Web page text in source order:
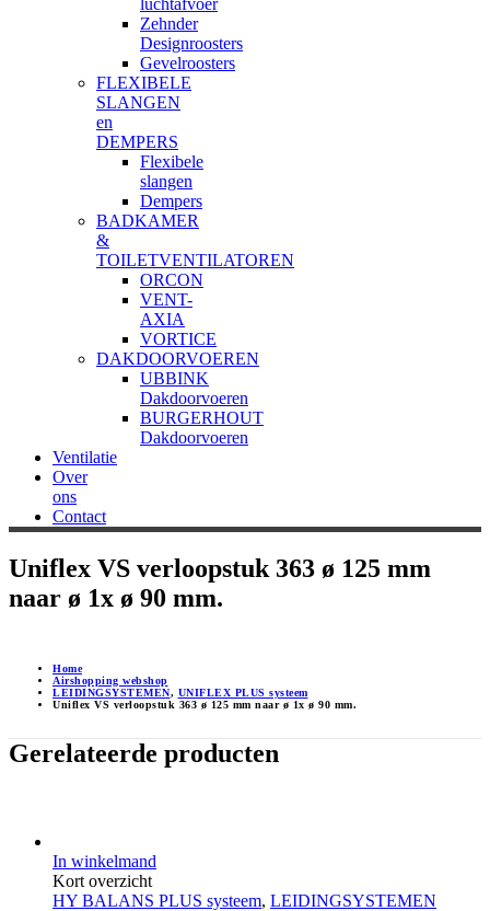
luchtafvoer
Zehnder
Designroosters
Gevelroosters
FLEXIBELE
SLANGEN
en
DEMPERS
Flexibele
slangen
Dempers
BADKAMER
&
TOILETVENTILATOREN
ORCON
VENT-
AXIA
VORTICE
DAKDOORVOEREN
UBBINK
Dakdoorvoeren
BURGERHOUT
Dakdoorvoeren
Ventilatie
Over
ons
Contact
Uniflex VS verloopstuk 363 ø 125 mm
naar ø 1x ø 90 mm.
Home
Airshopping webshop
LEIDINGSYSTEMEN, UNIFLEX PLUS systeem
Uniflex VS verloopstuk 363 ø 125 mm naar ø 1x ø 90 mm.
Gerelateerde producten
In winkelmand
Kort overzicht
HY BALANS PLUS systeem, LEIDINGSYSTEMEN